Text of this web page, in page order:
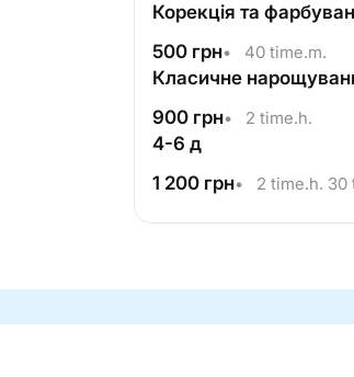
Корекція та
500 грн• 40 time.m.
Класичне
900 грн• 2 time.h.
4-6 д
1 200 грн• 2 time.h. 30